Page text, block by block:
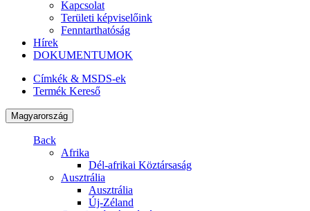
Kapcsolat
Területi képviselőink
Fenntarthatóság
Hírek
DOKUMENTUMOK
Címkék & MSDS-ek
Termék Kereső
Magyarország
Back
Afrika
Dél-afrikai Köztársaság
Ausztrália
Ausztrália
Új-Zéland